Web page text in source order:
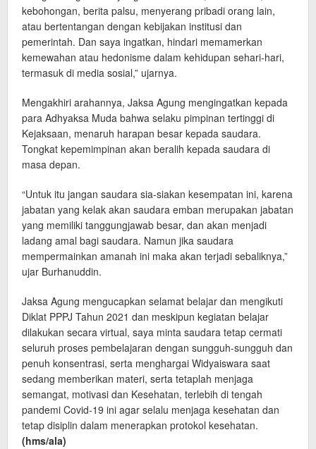
kebohongan, berita palsu, menyerang pribadi orang lain,
atau bertentangan dengan kebijakan institusi dan
pemerintah. Dan saya ingatkan, hindari memamerkan
kemewahan atau hedonisme dalam kehidupan sehari-hari,
termasuk di media sosial,” ujarnya.
Mengakhiri arahannya, Jaksa Agung mengingatkan kepada
para Adhyaksa Muda bahwa selaku pimpinan tertinggi di
Kejaksaan, menaruh harapan besar kepada saudara.
Tongkat kepemimpinan akan beralih kepada saudara di
masa depan.
“Untuk itu jangan saudara sia-siakan kesempatan ini, karena
jabatan yang kelak akan saudara emban merupakan jabatan
yang memiliki tanggungjawab besar, dan akan menjadi
ladang amal bagi saudara. Namun jika saudara
mempermainkan amanah ini maka akan terjadi sebaliknya,”
ujar Burhanuddin.
Jaksa Agung mengucapkan selamat belajar dan mengikuti
Diklat PPPJ Tahun 2021 dan meskipun kegiatan belajar
dilakukan secara virtual, saya minta saudara tetap cermati
seluruh proses pembelajaran dengan sungguh-sungguh dan
penuh konsentrasi, serta menghargai Widyaiswara saat
sedang memberikan materi, serta tetaplah menjaga
semangat, motivasi dan Kesehatan, terlebih di tengah
pandemi Covid-19 ini agar selalu menjaga kesehatan dan
tetap disiplin dalam menerapkan protokol kesehatan.
(hms/ala)